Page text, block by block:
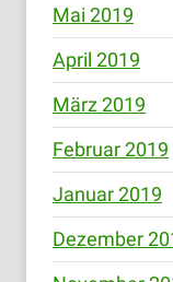
Mai 2019
April 2019
März 2019
Februar 2019
Januar 2019
Dezember